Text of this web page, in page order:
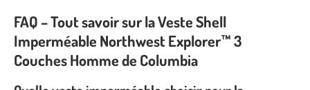
FAQ – Tout savoir sur la Veste Shell
Imperméable Northwest Explorer™ 3
Couches Homme de Columbia